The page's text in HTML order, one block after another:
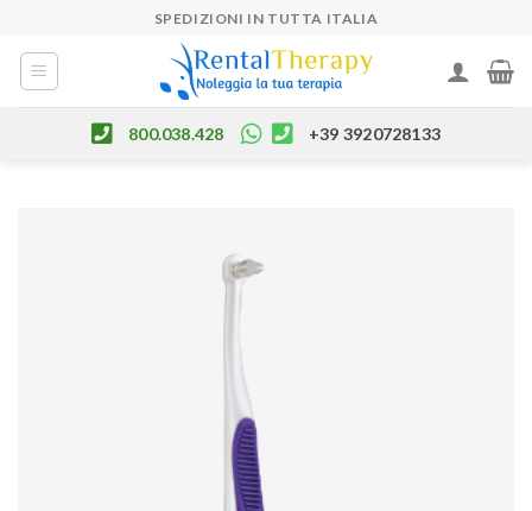
content
SPEDIZIONI IN TUTTA ITALIA
800.038.428 +39 3920728133